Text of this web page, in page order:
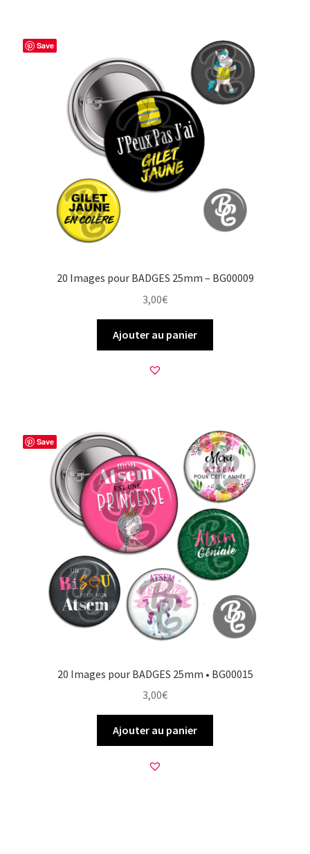
Save
20 Images pour BADGES 25mm – BG00009
3,00€
Ajouter au panier
Save
20 Images pour BADGES 25mm • BG00015
3,00€
Ajouter au panier